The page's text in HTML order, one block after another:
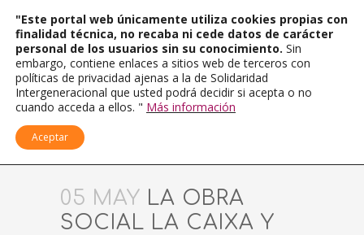
05 MAY LA OBRA
SOCIAL LA CAIXA Y
"Este portal web únicamente utiliza cookies propias con
finalidad técnica, no recaba ni cede datos de carácter
personal de los usuarios sin su conocimiento. Sin
embargo, contiene enlaces a sitios web de terceros con
políticas de privacidad ajenas a la de Solidaridad
Intergeneracional que usted podrá decidir si acepta o no
cuando acceda a ellos. " Más información
Aceptar